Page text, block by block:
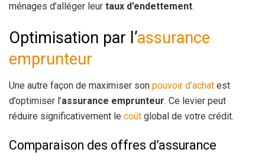
ménages d’alléger leur taux d’endettement.
Optimisation par l’assurance
emprunteur
Une autre façon de maximiser son pouvoir d’achat est
d’optimiser l’assurance emprunteur. Ce levier peut
réduire significativement le coût global de votre crédit.
Comparaison des offres d’assurance